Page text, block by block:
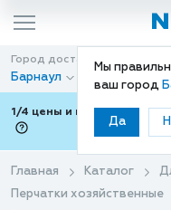
Мы
ваш город
Да
Город доставки
Барнаул
1/4 цены и покупки ваши с
Главная Каталог
Перчатки хозяйственные